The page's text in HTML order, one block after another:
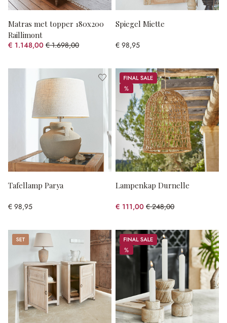
Matras met topper 180x200
Raillimont
€ 1.148,00 € 1.698,00
(32.39% gespart)
Spiegel Miette
€ 98,95
Tafellamp Parya
€ 98,95
Sale
%
%
Lampenkap Durnelle
€ 111,00 € 248,00
(55.24% gespart)
Set Sale
%
%